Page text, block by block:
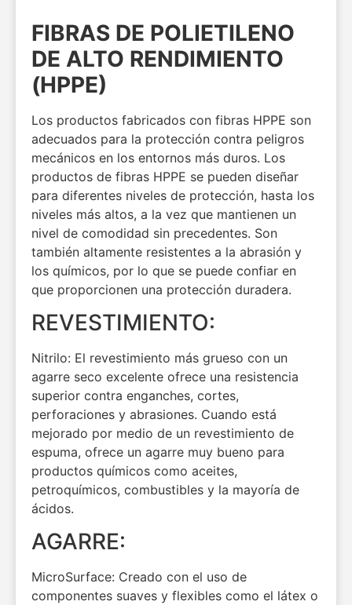
FIBRAS DE POLIETILENO
DE ALTO RENDIMIENTO
(HPPE)
Los productos fabricados con fibras HPPE son
adecuados para la protección contra peligros
mecánicos en los entornos más duros. Los
productos de fibras HPPE se pueden diseñar
para diferentes niveles de protección, hasta los
niveles más altos, a la vez que mantienen un
nivel de comodidad sin precedentes. Son
también altamente resistentes a la abrasión y
los químicos, por lo que se puede confiar en
que proporcionen una protección duradera.
REVESTIMIENTO:
Nitrilo: El revestimiento más grueso con un
agarre seco excelente ofrece una resistencia
superior contra enganches, cortes,
perforaciones y abrasiones. Cuando está
mejorado por medio de un revestimiento de
espuma, ofrece un agarre muy bueno para
productos químicos como aceites,
petroquímicos, combustibles y la mayoría de
ácidos.
AGARRE:
MicroSurface: Creado con el uso de
componentes suaves y flexibles como el látex o